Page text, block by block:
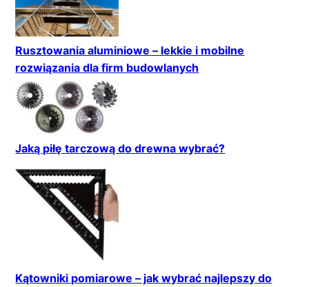
Rusztowania aluminiowe – lekkie i mobilne
rozwiązania dla firm budowlanych
Jaką piłę tarczową do drewna wybrać?
Kątowniki pomiarowe – jak wybrać najlepszy do